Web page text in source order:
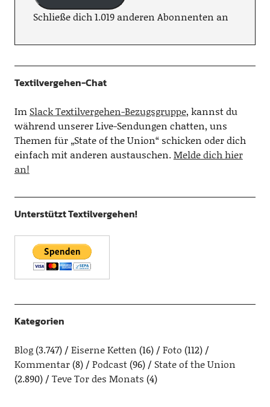
Schließe dich 1.019 anderen Abonnenten an
Textilvergehen-Chat
Im Slack Textilvergehen-Bezugsgruppe, kannst du
während unserer Live-Sendungen chatten, uns
Themen für „State of the Union“ schicken oder dich
einfach mit anderen austauschen.Melde dich hier
an!
Unterstützt Textilvergehen!
Kategorien
Blog(3.747) Eiserne Ketten (16) Foto (112)
Kommentar(8) Podcast(96)
State of the Union
(2.890)
Teve Tor des Monats (4)